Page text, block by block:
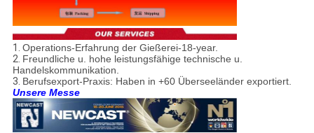
1. Operations-Erfahrung der Gießerei-18-year.
2. Freundliche u. hohe leistungsfähige technische u.
Handelskommunikation.
3. Berufsexport-Praxis: Haben in +60 Überseeländer exportiert.
Unsere Messe